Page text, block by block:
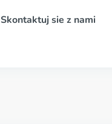
Skontaktuj sie z nami